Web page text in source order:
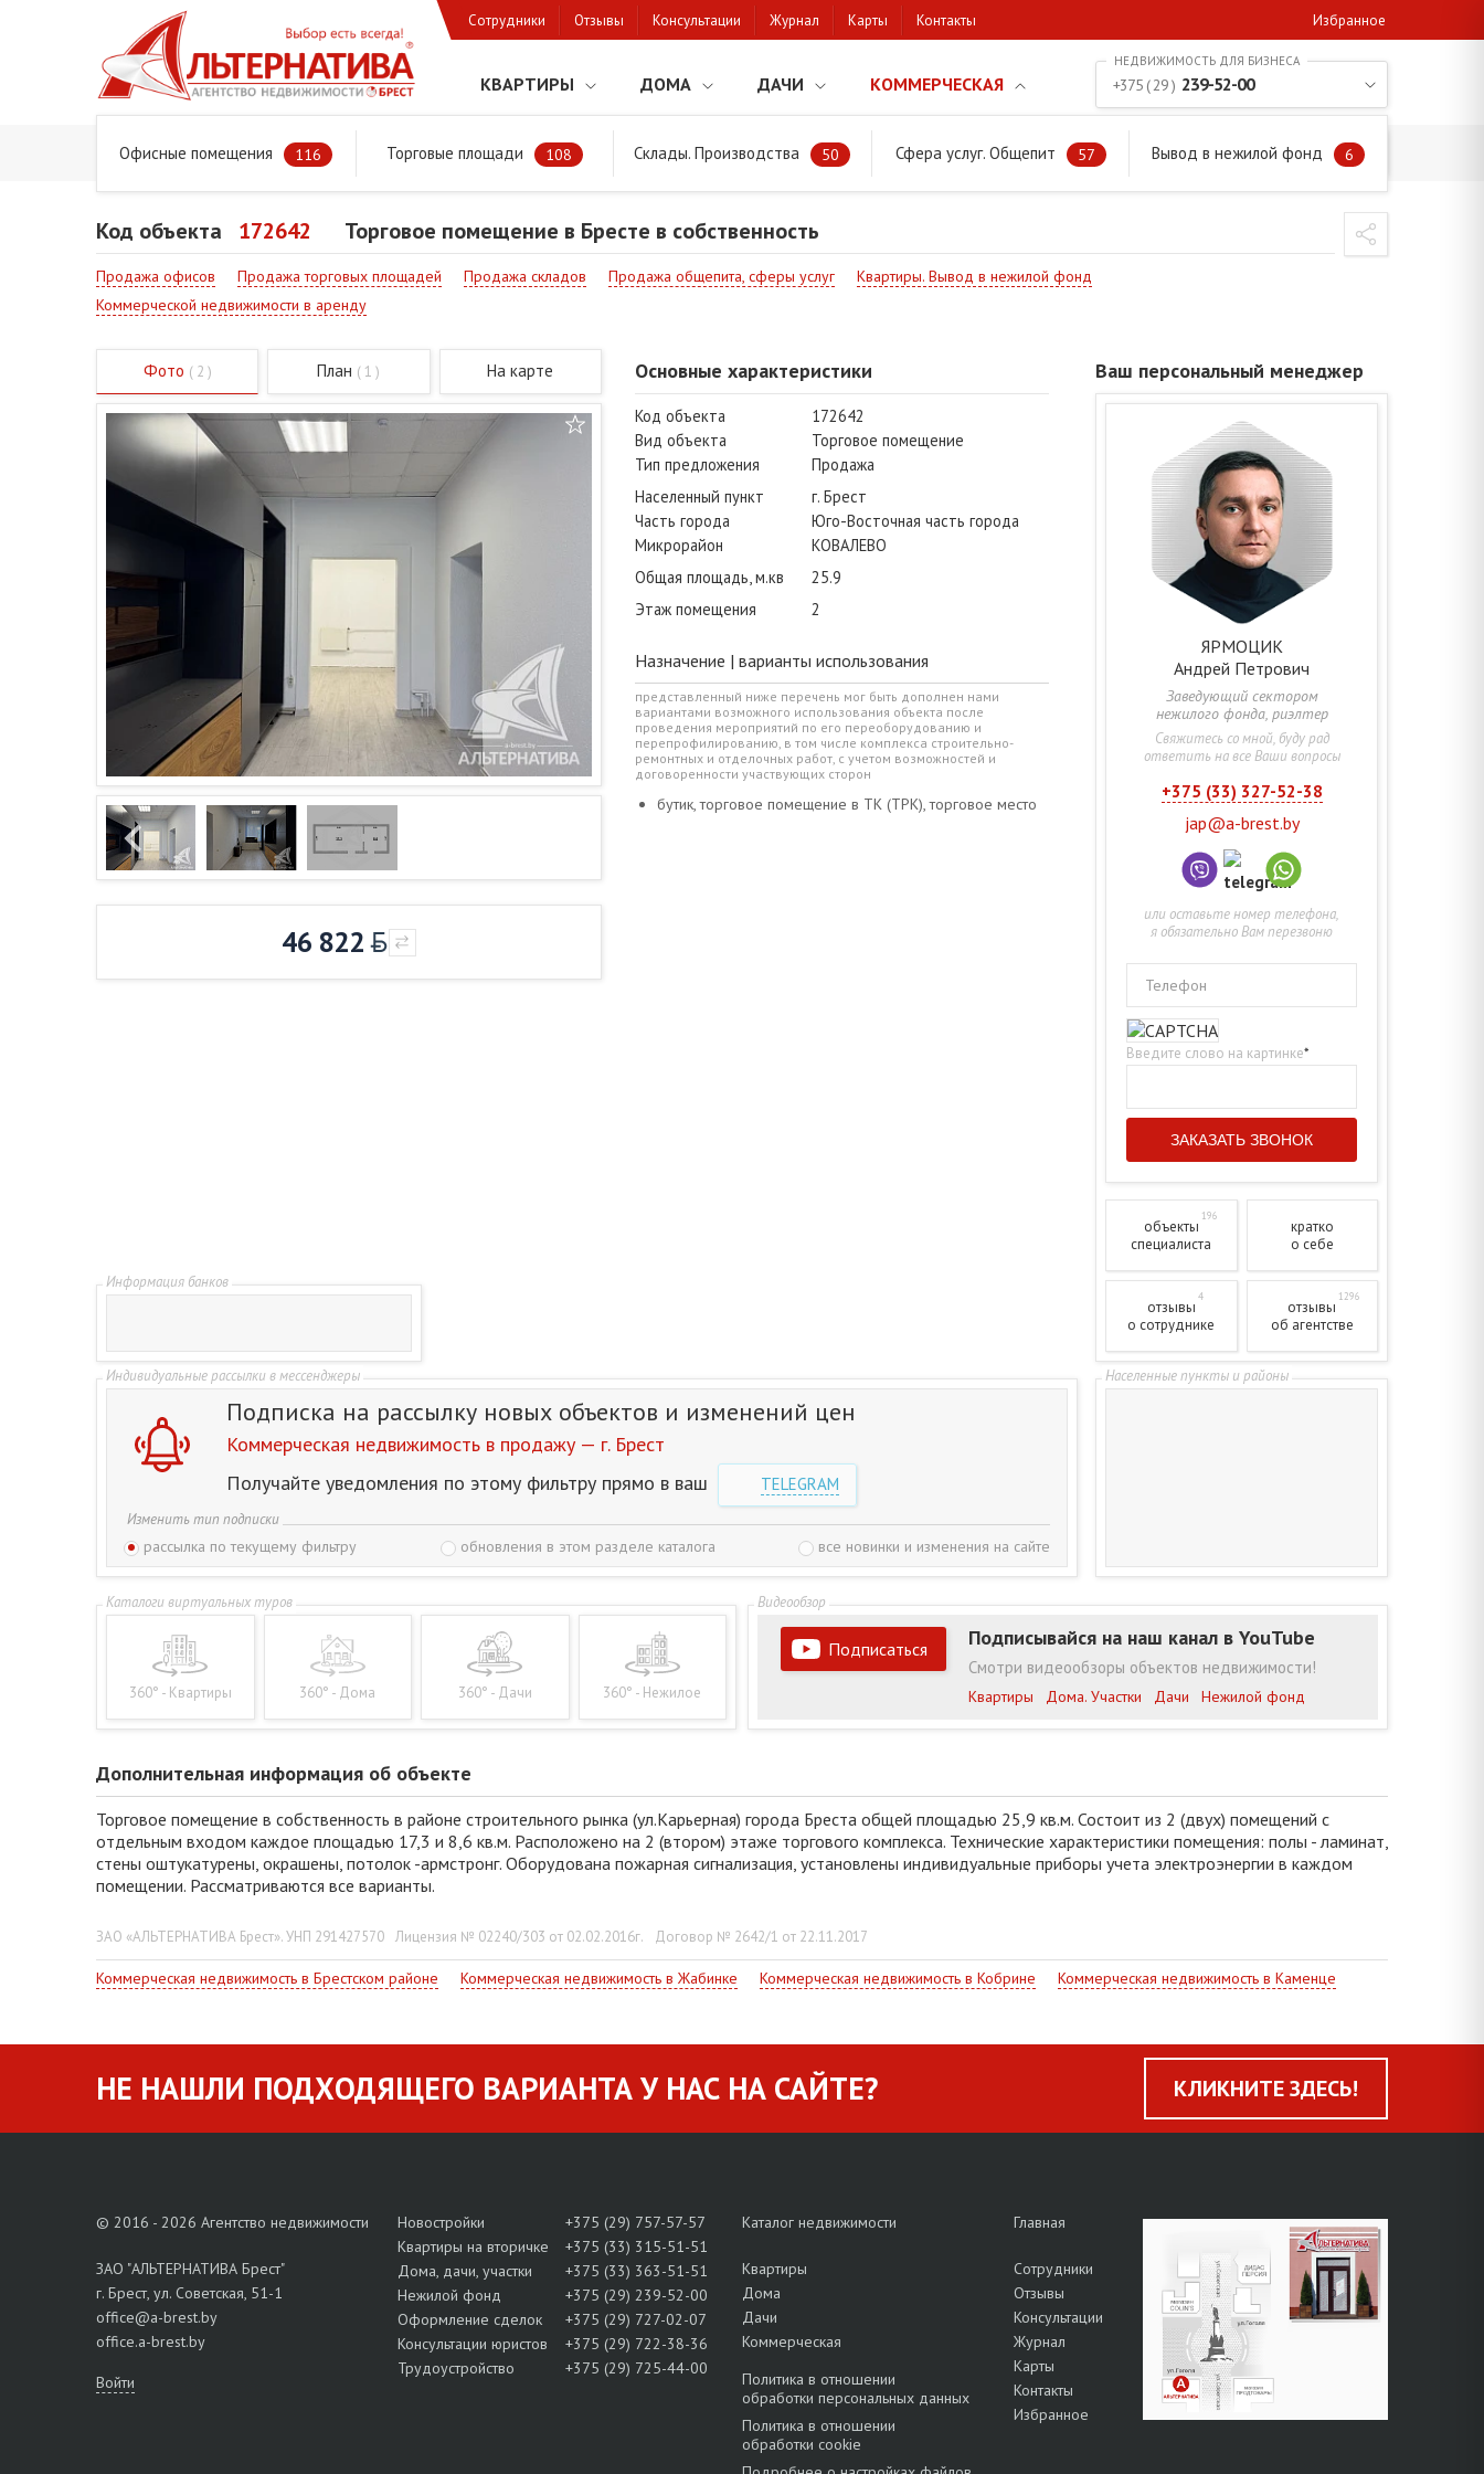
Сотрудники Отзывы Консультации Журнал Карты Контакты Избранное
КВАРТИРЫ ДОМА ДАЧИ КОММЕРЧЕСКАЯ
Офисные помещения 116 Торговые площади 108 Склады. Производства 50 Сфера услуг. Общепит 57 Вывод в нежилой фонд 6
+375 ( 29 ) 239-52-00
Главная Предложения Коммерческая недвижимость Торговое помещение в Бресте в собственность
Код объекта 172642 Торговое помещение в Бресте в собственность
Продажа офисов Продажа торговых площадей Продажа складов Продажа общепита, сферы услуг
Квартиры. Вывод в нежилой фонд
Коммерческой недвижимости в аренду
Фото ( 2 ) План ( 1 ) На карте
46 822
Основные характеристики
Код объекта
172642
Вид объекта
Торговое помещение
Тип предложения
Продажа
Населенный пункт
г. Брест
Часть города
Юго-Восточная часть города
Микрорайон
КОВАЛЕВО
Общая площадь, м.кв
25.9
Этаж помещения
2
Назначение | варианты использования
представленный ниже перечень мог быть дополнен нами
вариантами возможного использования объекта после
проведения мероприятий по его переоборудованию и
перепрофилированию, в том числе комплекса строительно-
ремонтных и отделочных работ, с учетом возможностей и
договоренности участвующих сторон
бутик, торговое помещение в ТК (ТРК), торговое место
Ваш персональный менеджер
ЯРМОЦИК
Андрей Петрович
Заведующий сектором
нежилого фонда, риэлтер
Свяжитесь со мной, буду рад
ответить на все Ваши вопросы
+375 (33) 327-52-38
jap@a-brest.by
или оставьте номер телефона,
я обязательно Вам перезвоню
Телефон
Введите слово на картинке*
объекты
196
специалиста
кратко
о себе
отзывы
4
о сотруднике
отзывы
1296
об агентстве
Подписка на рассылку новых объектов и изменений цен
Коммерческая недвижимость в продажу — г. Брест
Получайте уведомления по этому фильтру прямо в ваш
TELEGRAM
Изменить тип подписки
рассылка по текущему фильтру обновления в этом разделе каталога все новинки и изменения на сайте
360° - Квартиры 360° - Дома 360° - Дачи 360° - Нежилое
Подписаться Подписывайся на наш канал в YouTube
Смотри видеообзоры объектов недвижимости!
Квартиры Дома. Участки Дачи Нежилой фонд
Дополнительная информация об объекте
Торговое помещение в собственность в районе строительного рынка (ул.Карьерная) города Бреста общей площадью 25,9 кв.м. Состоит из 2 (двух) помещений с
отдельным входом каждое площадью 17,3 и 8,6 кв.м. Расположено на 2 (втором) этаже торгового комплекса. Технические характеристики помещения: полы - ламинат,
стены оштукатурены, окрашены, потолок -армстронг. Оборудована пожарная сигнализация, установлены индивидуальные приборы учета электроэнергии в каждом
помещении. Рассматриваются все варианты.
ЗАО «АЛЬТЕРНАТИВА Брест». УНП 291427570 Лицензия № 02240/303 от 02.02.2016г. Договор № 2642/1 от 22.11.2017
Коммерческая недвижимость в Брестском районе Коммерческая недвижимость в Жабинке Коммерческая недвижимость в Кобрине Коммерческая недвижимость в Каменце
НЕ НАШЛИ ПОДХОДЯЩЕГО ВАРИАНТА У НАС НА САЙТЕ? КЛИКНИТЕ ЗДЕСЬ!
© 2016 - 2026 Агентство недвижимости
ЗАО "АЛЬТЕРНАТИВА Брест"
г. Брест, ул. Советская, 51-1
office@a-brest.by
office.a-brest.by
Войти
Новостройки
+375 (29) 757-57-57
Квартиры на вторичке
+375 (33) 315-51-51
Дома, дачи, участки
+375 (33) 363-51-51
Нежилой фонд
+375 (29) 239-52-00
Оформление сделок
+375 (29) 727-02-07
Консультации юристов
+375 (29) 722-38-36
Трудоустройство
+375 (29) 725-44-00
Каталог недвижимости
Квартиры
Дома
Дачи
Коммерческая
Политика в отношении
обработки персональных данных
Политика в отношении
обработки cookie
Главная
Сотрудники
Отзывы
Консультации
Журнал
Карты
Контакты
Избранное